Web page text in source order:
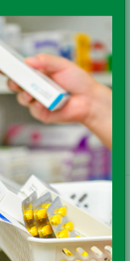
sopra i 49,90€
la farmacia
e gratuito